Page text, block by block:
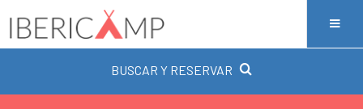
BUSCAR Y RESERVAR